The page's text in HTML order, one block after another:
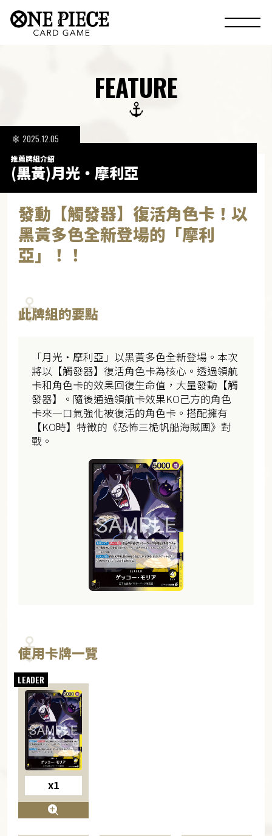
FEATURE
推薦牌組介紹
(黑黃)月光・摩利亞
2025.12.05
發動【觸發器】復活角色卡！以
黑黃多色全新登場的「摩利
亞」！！
此牌組的要點
「月光・摩利亞」以黑黃多色全新登場。本次
將以【觸發器】復活角色卡為核心。透過領航
卡和角色卡的效果回復生命值，大量發動【觸
發器】。隨後通過領航卡效果KO己方的角色
卡來一口氣強化被復活的角色卡。搭配擁有
【KO時】特徵的《恐怖三桅帆船海賊團》對
戰。
使用卡牌一覽
x1